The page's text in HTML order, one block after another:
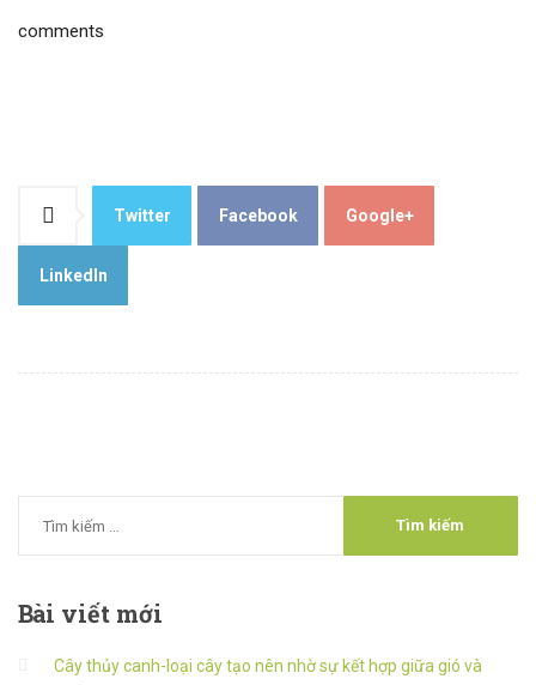
comments
Twitter Facebook Google+
LinkedIn
Bài viết mới
Cây thủy canh-loại cây tạo nên nhờ sự kết hợp giữa gió và